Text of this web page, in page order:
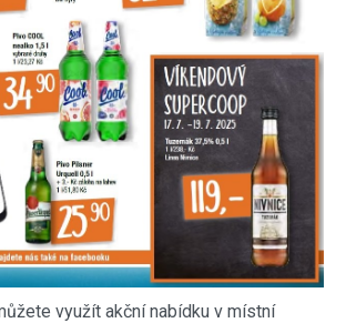
využít akční nabídku v místní